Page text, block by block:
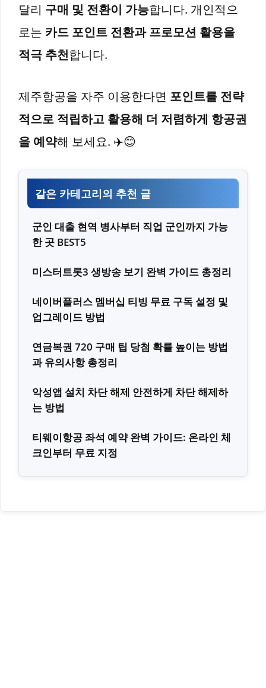
달리 구매 및 전환이 가능합니다. 개인적으
로는 카드 포인트 전환과 프로모션 활용을
적극 추천합니다.
제주항공을 자주 이용한다면 포인트를 전략
적으로 적립하고 활용해 더 저렴하게 항공권
을 예약해 보세요. ✈️😊
같은 카테고리의 추천 글
군인 대출 현역 병사부터 직업 군인까지 가능
한 곳 BEST5
미스터트롯3 생방송 보기 완벽 가이드 총정리
네이버플러스 멤버십 티빙 무료 구독 설정 및
업그레이드 방법
연금복권 720 구매 팁 당첨 확률 높이는 방법
과 유의사항 총정리
악성앱 설치 차단 해제 안전하게 차단 해제하
는 방법
티웨이항공 좌석 예약 완벽 가이드: 온라인 체
크인부터 무료 지정